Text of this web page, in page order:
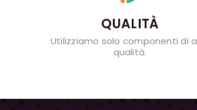
QUALITÀ
Utilizziamo solo componenti di
qualità.